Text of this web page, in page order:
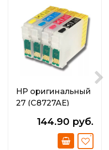
HP оригинальный
27 (C8727AE)
144.90 руб.